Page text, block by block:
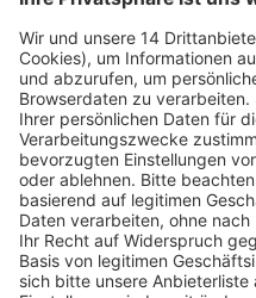
Fachmedien Recht und
Ein Fachbereich der
dfv Mediengruppe
Mainzer Landstr. 251
60326 Frankfurt am Main